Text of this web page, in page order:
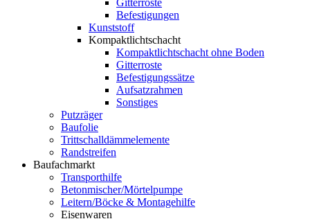
Gitterröste
Befestigungen
Kunststoff
Kompaktlichtschacht
Kompaktlichtschacht ohne Boden
Gitterroste
Befestigungssätze
Aufsatzrahmen
Sonstiges
Putzräger
Baufolie
Trittschalldämmelemente
Randstreifen
Baufachmarkt
Transporthilfe
Betonmischer/Mörtelpumpe
Leitern/Böcke & Montagehilfe
Eisenwaren